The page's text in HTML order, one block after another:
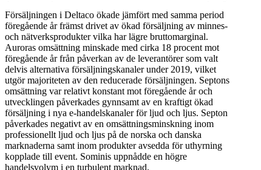
Försäljningen i Deltaco ökade jämfört med samma period
föregående år främst drivet av ökad försäljning av minnes-
och nätverksprodukter vilka har lägre bruttomarginal.
Auroras omsättning minskade med cirka 18 procent mot
föregående år från påverkan av de leverantörer som valt
delvis alternativa försäljningskanaler under 2019, vilket
utgör majoriteten av den reducerade försäljningen. Septons
omsättning var relativt konstant mot föregående år och
utvecklingen påverkades gynnsamt av en kraftigt ökad
försäljning i nya e-handelskanaler för ljud och ljus. Septon
påverkades negativt av en omsättningsminskning inom
professionellt ljud och ljus på de norska och danska
marknaderna samt inom produkter avsedda för uthyrning
kopplade till event. Sominis uppnådde en högre
handelsvolym i en turbulent marknad.